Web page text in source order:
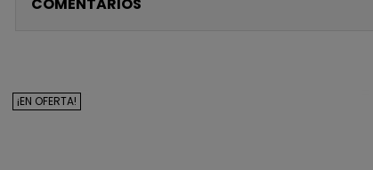
COMENTARIOS
¡EN OFERTA!